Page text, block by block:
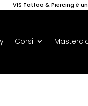
VIS Tattoo & Piercing è
Corsi